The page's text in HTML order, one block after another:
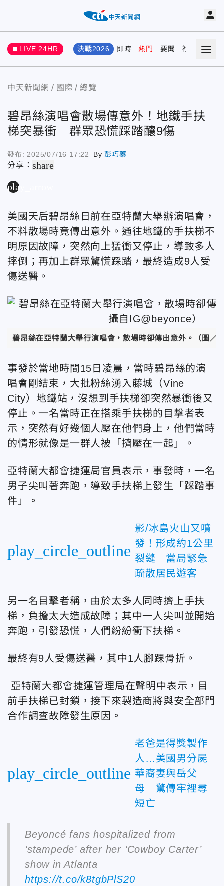
LIVE 24HR 決戰2026 即時 熱門 要聞 社會 娛樂
中天新聞網 國際 總覽
碧昂絲演唱會散場傳意外！地鐵手扶
梯突暴衝 群眾恐慌踩踏釀9傷
發布: 2025/07/16 17:22 By彭巧蓁
分享：share
play_arrow
美國天后碧昂絲日前在亞特蘭大舉辦演唱會，
不料散場時竟傳出意外。通往地鐵的手扶梯不
明原因故障，突然向上猛衝又停止， 導致多人
摔倒；再加上群眾驚慌踩踏，最終造成9人受
傷送醫。
碧昂絲在亞特蘭大舉行演唱會，散場時卻傳出意外。（圖／
事發於當地時間15日凌晨，當時碧昂絲的演
唱會剛結束，大批粉絲湧入 藤城（Vine
City）地鐵站 ，沒想到手扶梯卻突然暴衝後又
停止。一名當時正在搭乘手扶梯的目擊者表
示，突然有好幾個人壓在他們身上，他們當時
的情形就像是一群人被「擠壓在一起」。
亞特蘭大都會捷運局官員表示，事發時，一名
男子尖叫著奔跑，導致手扶梯上發生「踩踏事
件」。
play_circle_outline
影/冰島火山又噴
發！形成約1公里
裂縫 當局緊急
疏散居民遊客
另一名目擊者稱，由於太多人同時擠上手扶
梯，負擔太大造成故障；其中一人尖叫並開始
奔跑，引發恐慌，人們紛紛衝下扶梯。
最終有9人受傷送醫，其中1人腳踝骨折。
亞特蘭大都會捷運管理局在聲明中表示，目
前手扶梯已封鎖，接下來製造商將與安全部門
合作調查故障發生原因。
play_circle_outline
老爸是得獎製作
人…美國男分屍
華裔妻與岳父
母 驚傳牢裡尋
短亡
Beyoncé fans hospitalized from
‘stampede’ after her ‘Cowboy Carter’
show in Atlanta
https://t.co/k8tgbPlS20